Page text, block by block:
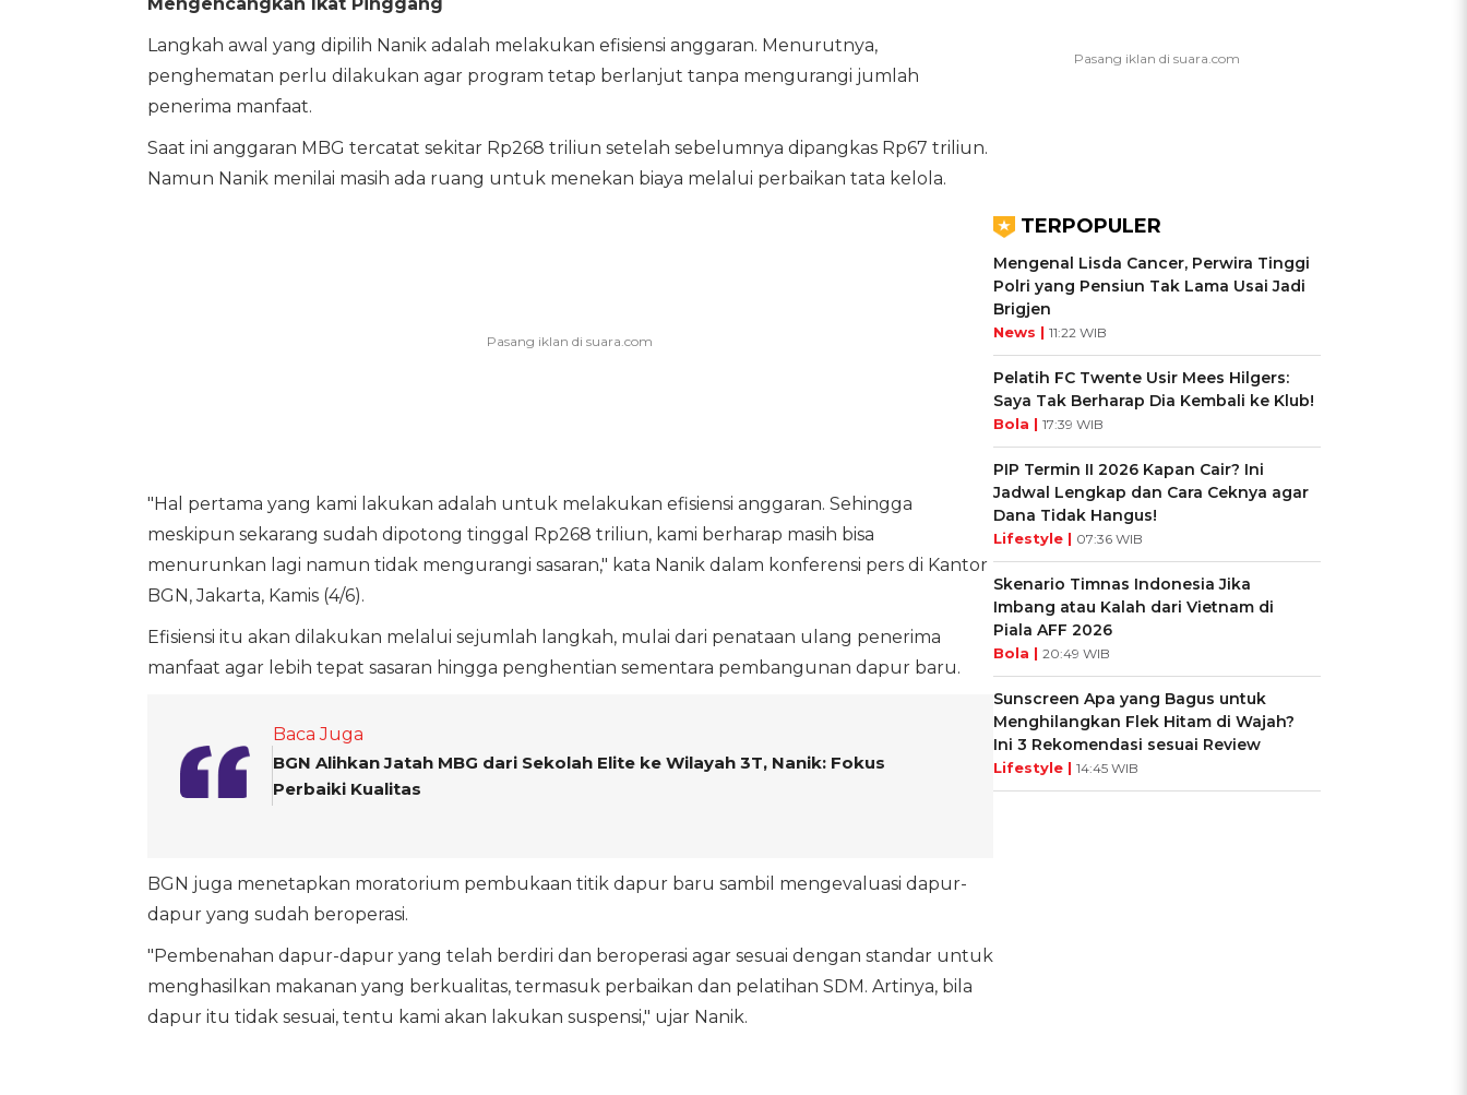
Langkah awal yang dipilih Nanik adalah melakukan efisiensi anggaran. Menurutnya,
penghematan perlu dilakukan agar program tetap berlanjut tanpa mengurangi jumlah
penerima manfaat.
Saat ini anggaran MBG tercatat sekitar Rp268 triliun setelah sebelumnya dipangkas Rp67 triliun.
Namun Nanik menilai masih ada ruang untuk menekan biaya melalui perbaikan tata kelola.
"Hal pertama yang kami lakukan adalah untuk melakukan efisiensi anggaran. Sehingga
meskipun sekarang sudah dipotong tinggal Rp268 triliun, kami berharap masih bisa
menurunkan lagi namun tidak mengurangi sasaran," kata Nanik dalam konferensi pers di Kantor
BGN, Jakarta, Kamis (4/6).
Efisiensi itu akan dilakukan melalui sejumlah langkah, mulai dari penataan ulang penerima
manfaat agar lebih tepat sasaran hingga penghentian sementara pembangunan dapur baru.
Baca Juga
BGN Alihkan Jatah MBG dari Sekolah Elite ke Wilayah 3T, Nanik: Fokus
Perbaiki Kualitas
BGN juga menetapkan moratorium pembukaan titik dapur baru sambil mengevaluasi dapur-
dapur yang sudah beroperasi.
"Pembenahan dapur-dapur yang telah berdiri dan beroperasi agar sesuai dengan standar untuk
menghasilkan makanan yang berkualitas, termasuk perbaikan dan pelatihan SDM. Artinya, bila
dapur itu tidak sesuai, tentu kami akan lakukan suspensi," ujar Nanik.
TERPOPULER
Mengenal Lisda Cancer, Perwira Tinggi
Polri yang Pensiun Tak Lama Usai Jadi
Brigjen
News | 11:22 WIB
Pelatih FC Twente Usir Mees Hilgers:
Saya Tak Berharap Dia Kembali ke Klub!
Bola | 17:39 WIB
PIP Termin II 2026 Kapan Cair? Ini
Jadwal Lengkap dan Cara Ceknya agar
Dana Tidak Hangus!
Lifestyle | 07:36 WIB
Skenario Timnas Indonesia Jika
Imbang atau Kalah dari Vietnam di
Piala AFF 2026
Bola | 20:49 WIB
Sunscreen Apa yang Bagus untuk
Menghilangkan Flek Hitam di Wajah?
Ini 3 Rekomendasi sesuai Review
Lifestyle | 14:45 WIB